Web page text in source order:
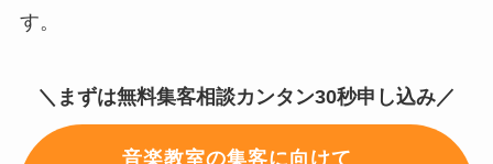
す。
＼まずは無料集客相談カンタン30秒申し込み／
音楽教室の集客に向けて